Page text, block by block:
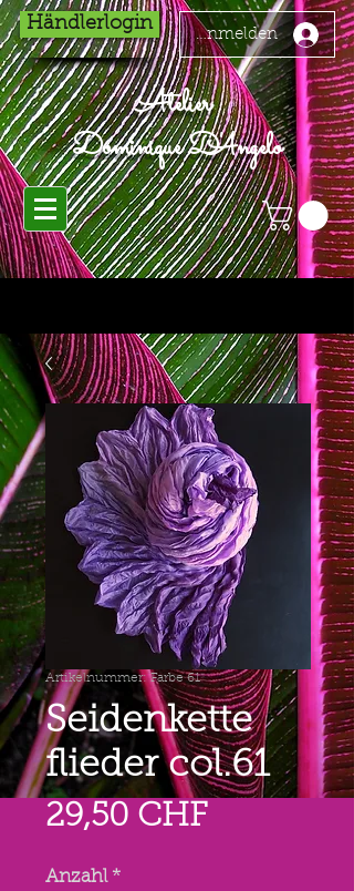
Händlerlogin
Anmelden
Atelier
Dominique D'Angelo
Artikelnummer: Farbe 61
Seidenkette
flieder col.61
29,50 CHFPreis
Anzahl *